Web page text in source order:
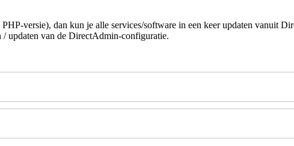
versie), dan kun je alle services/software in een keer updaten vanuit
/ updaten van de DirectAdmin-configuratie.